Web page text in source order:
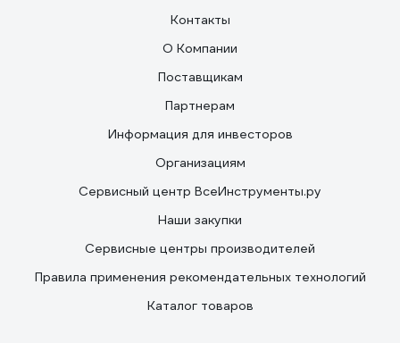
Контакты
О Компании
Поставщикам
Партнерам
Информация для инвесторов
Организациям
Сервисный центр ВсеИнструменты.ру
Наши закупки
Сервисные центры производителей
Правила применения рекомендательных технологий
Каталог товаров